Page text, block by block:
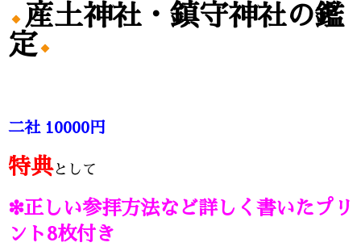
産土神社・鎮守神社の鑑
定
二社 10000円
特典として
❇正しい参拝方法など詳しく書いたプリ
ント8枚付き